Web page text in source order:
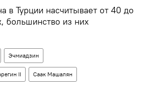
в Турции насчитывает от 40 до
большинство из них
Эчмиадзин
II Саак Машалян